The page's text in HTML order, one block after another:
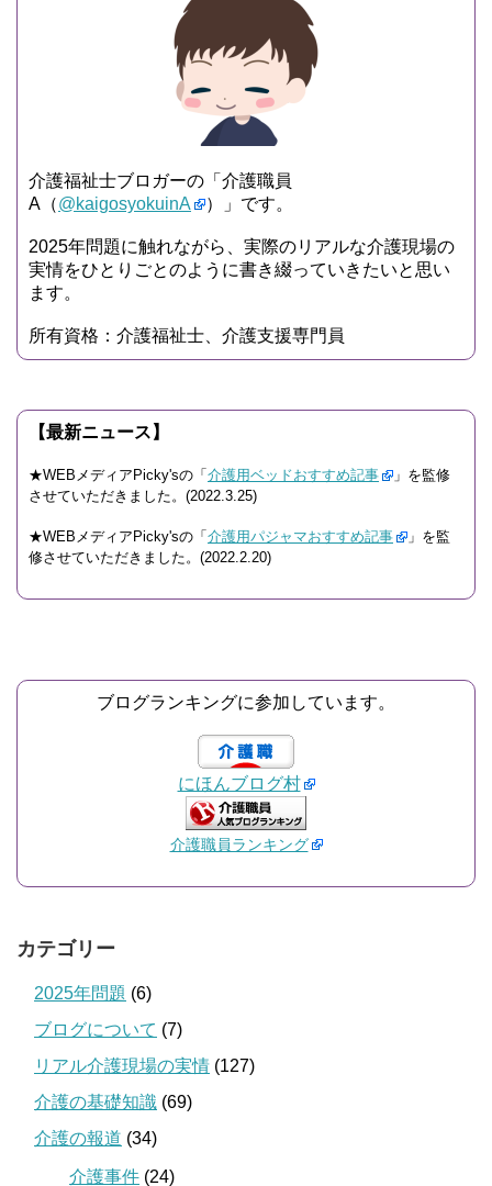
介護福祉士ブロガーの「介護職員
A（@kaigosyokuinA ）」です。
2025年問題に触れながら、実際のリアルな介護現場の
実情をひとりごとのように書き綴っていきたいと思い
ます。
所有資格：介護福祉士、介護支援専門員
【最新ニュース】
★WEBメディアPicky'sの「 介護用ベッドおすすめ記事
」を監修
させていただきました。(2022.3.25)
★WEBメディアPicky'sの「 介護用パジャマおすすめ記事
」を監
修させていただきました。(2022.2.20)
ブログランキングに参加しています。
にほんブログ村
介護職員ランキング
カテゴリー
2025年問題 (6)
ブログについて (7)
リアル介護現場の実情 (127)
介護の基礎知識 (69)
介護の報道 (34)
介護事件 (24)